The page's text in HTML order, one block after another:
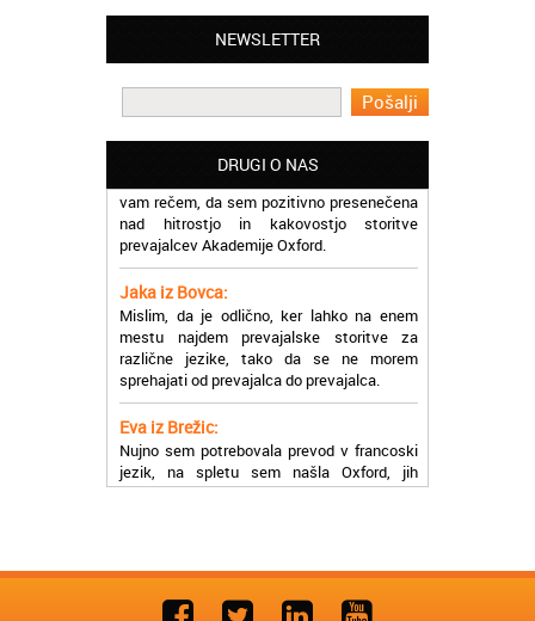
NEWSLETTER
DRUGI O NAS
prevajalske storitve opravljajo hitro in
Potrebovala sem prevajanje iz
madžarskega v slovenski jezik in lahko
vam rečem, da sem pozitivno presenečena
nad hitrostjo in kakovostjo storitve
prevajalcev Akademije Oxford.
Jaka iz Bovca:
Mislim, da je odlično, ker lahko na enem
mestu najdem prevajalske storitve za
različne jezike, tako da se ne morem
sprehajati od prevajalca do prevajalca.
Eva iz Brežic:
jezik, na spletu sem našla Oxford, jih
poklicala in v roku nekaj ur sem po
elektronski pošti prejela prevod. Resnično
Uslužni, hitri in ljubeznivi, za njih imam